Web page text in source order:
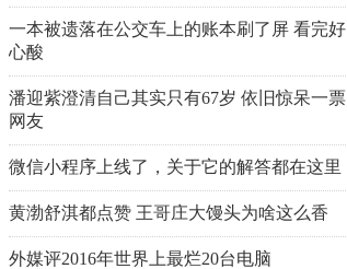
一本被遗落在公交车上的账本刷了屏 看完好
心酸
潘迎紫澄清自己其实只有67岁 依旧惊呆一票
网友
微信小程序上线了，关于它的解答都在这里
黄渤舒淇都点赞 王哥庄大馒头为啥这么香
外媒评2016年世界上最烂20台电脑